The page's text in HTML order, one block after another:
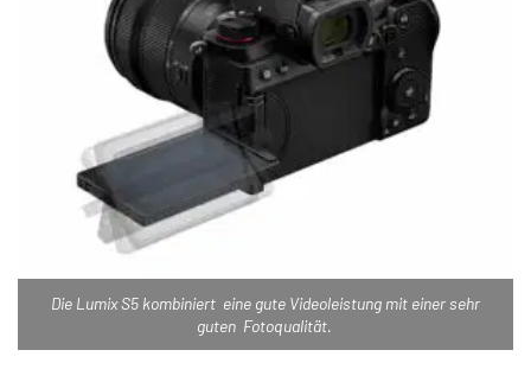
Die Lumix S5 kombiniert eine gute Videoleistung mit einer sehr
guten Fotoqualität.